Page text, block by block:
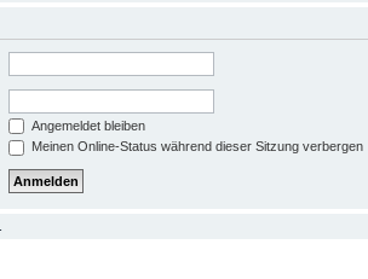
Angemeldet bleiben
Meinen Online-Status während dieser Sitzung verbergen